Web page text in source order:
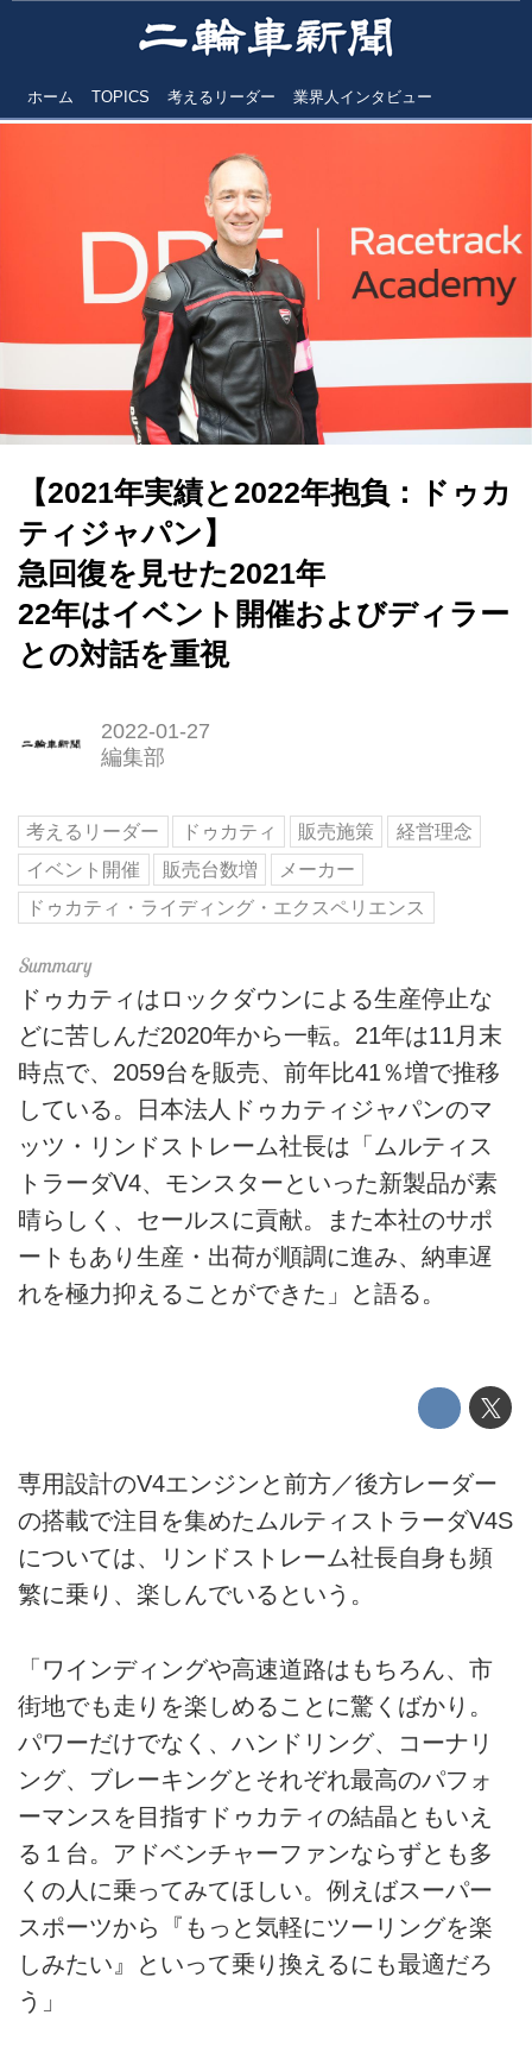
ホーム TOPICS 考えるリーダー 業界人インタビュー
【2021年実績と2022年抱負：ドゥカ
ティジャパン】
急回復を見せた2021年
22年はイベント開催およびディラー
との対話を重視
2022-01-27
編集部
考えるリーダー ドゥカティ 販売施策
経営理念
イベント開催
販売台数増
メーカー
ドゥカティ・ライディング・エクスペリエンス
ドゥカティはロックダウンによる生産停止な
どに苦しんだ2020年から一転。21年は11月末
時点で、2059台を販売、前年比41％増で推移
している。日本法人ドゥカティジャパンのマ
ッツ・リンドストレーム社長は「ムルティス
トラーダV4、モンスターといった新製品が素
晴らしく、セールスに貢献。また本社のサポ
ートもあり生産・出荷が順調に進み、納車遅
れを極力抑えることができた」と語る。
専用設計のV4エンジンと前方／後方レーダー
の搭載で注目を集めたムルティストラーダV4S
については、リンドストレーム社長自身も頻
繁に乗り、楽しんでいるという。
「ワインディングや高速道路はもちろん、市
街地でも走りを楽しめることに驚くばかり。
パワーだけでなく、ハンドリング、コーナリ
ング、ブレーキングとそれぞれ最高のパフォ
ーマンスを目指すドゥカティの結晶ともいえ
る１台。アドベンチャーファンならずとも多
くの人に乗ってみてほしい。例えばスーパー
スポーツから『もっと気軽にツーリングを楽
しみたい』といって乗り換えるにも最適だろ
う」